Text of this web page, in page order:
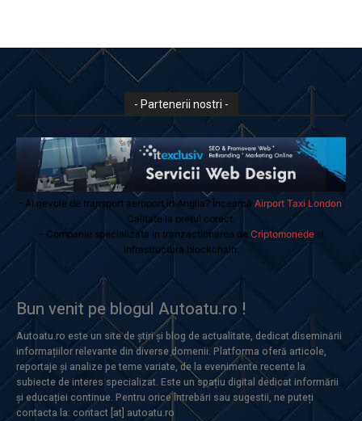
- Partenerii nostri -
- Ai nevoie de transport aeroport in Anglia? Încearcă Airport Taxi London
Calitate la prețul corect.
- Companie specializata in tranzactionarea de Criptomonedesi
infrastructura blockchain.
Bun venit pe blogul Autoatu.ro !
Autoatu.ro este un site de știri și blog de actualitate, dedicat diseminării
informațiilor relevante din diverse domenii. Platforma oferă articole,
reportaje și analize pe teme variate, de la evenimente recente la
subiecte de interes specializat. Este un spațiu digital dedicat informării
și educației continue. Pentru orice întrebări sau sugestii, ne puteți
contacta la: contact [at] autoatu.ro